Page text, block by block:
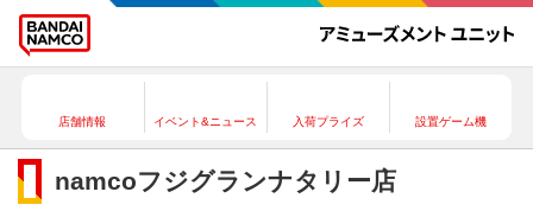
店舗情報 イベント&ニュース 入荷プライズ 設置ゲーム機
namcoフジグランナタリー店